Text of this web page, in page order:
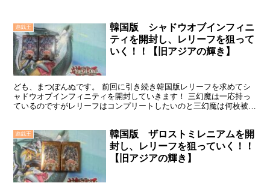
遊戯王
韓国版 シャドウオブインフィニ
ティを開封し、レリーフを狙って
いく！！【旧アジアの輝き】
ども、まつぽんぬです。 前回に引き続き韓国版レリーフを求めてシ
ャドウオブインフィニティを開封していきます！ 三幻魔は一応持っ
ているのですがレリーフはコンプリートしたいのと三幻魔は何枚被っ
遊戯王
韓国版 ザロストミレニアムを開
封し、レリーフを狙っていく！！
【旧アジアの輝き】